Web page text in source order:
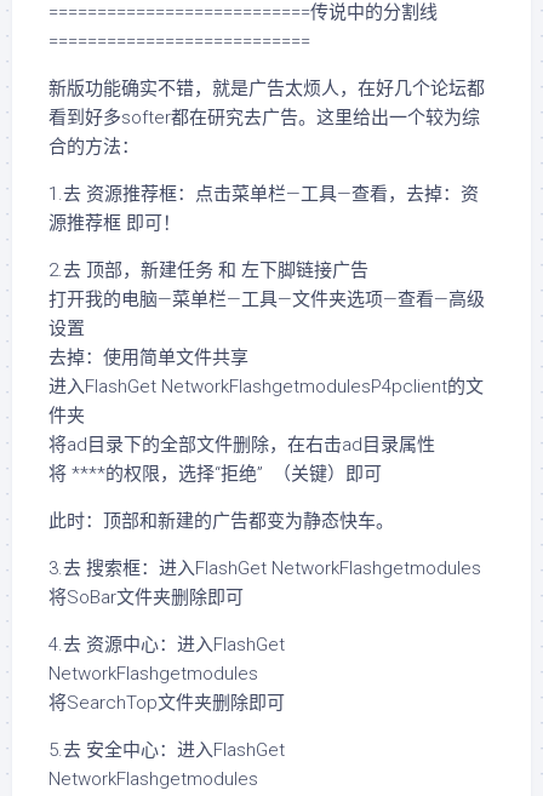
===========================传说中的分割线
===========================
新版功能确实不错，就是广告太烦人，在好几个论坛都
看到好多softer都在研究去广告。这里给出一个较为综
合的方法：
1.去 资源推荐框：点击菜单栏—工具—查看，去掉：资
源推荐框 即可！
2.去 顶部，新建任务 和 左下脚链接广告
打开我的电脑—菜单栏—工具—文件夹选项—查看—高级
设置
去掉：使用简单文件共享
进入FlashGet NetworkFlashgetmodulesP4pclient的文
件夹
将ad目录下的全部文件删除，在右击ad目录属性
将 ****的权限，选择“拒绝” （关键）即可
此时：顶部和新建的广告都变为静态快车。
3.去 搜索框：进入FlashGet NetworkFlashgetmodules
将SoBar文件夹删除即可
4.去 资源中心：进入FlashGet
NetworkFlashgetmodules
将SearchTop文件夹删除即可
5.去 安全中心：进入FlashGet
NetworkFlashgetmodules